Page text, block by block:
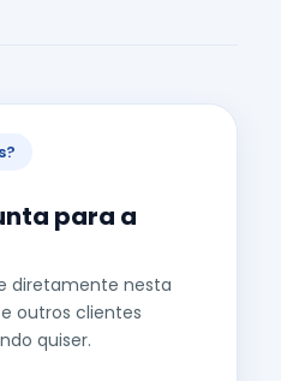
para a
diretamente nesta
outros clientes
quiser.